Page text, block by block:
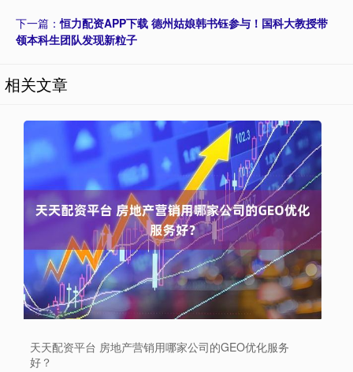
下一篇：恒力配资APP下载 德州姑娘韩书钰参与！国科大教授带
领本科生团队发现新粒子
相关文章
天天配资平台 房地产营销用哪家公司的GEO优化服务
好？